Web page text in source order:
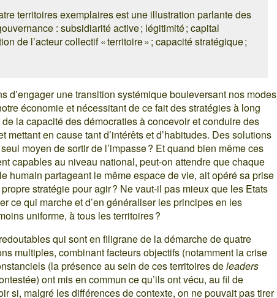
territoires exemplaires est une illustration parlante des
: subsidiarité active ; légitimité ; capital
de l’acteur collectif « territoire » ; capacité stratégique ;
d’engager une transition systémique bouleversant nos modes
économie et nécessitant de ce fait des stratégies à long
la capacité des démocraties à concevoir et conduire des
mettant en cause tant d’intérêts et d’habitudes. Des solutions
moyen de sortir de l’impasse ? Et quand bien même ces
capables au niveau national, peut-on attendre que chaque
humain partageant le même espace de vie, ait opéré sa prise
stratégie pour agir ? Ne vaut-il pas mieux que les Etats
ce qui marche et d’en généraliser les principes en les
uniforme, à tous les territoires ?
qui sont en filigrane de la démarche de quatre
multiples, combinant facteurs objectifs (notamment la crise
(la présence au sein de ces territoires deleaders
ont mis en commun ce qu’ils ont vécu, au fil de
si, malgré les différences de contexte, on ne pouvait pas tirer